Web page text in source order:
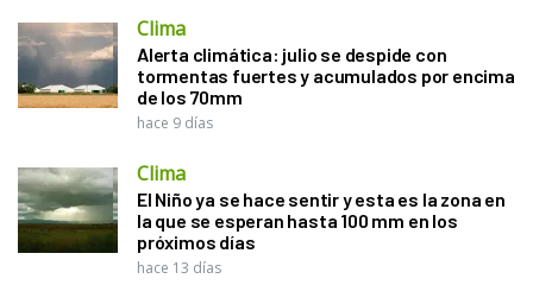
Clima
Alerta climática: julio se despide con
tormentas fuertes y acumulados por encima
de los 70mm
hace 9 días
Clima
El Niño ya se hace sentir y esta es la zona en
la que se esperan hasta 100 mm en los
próximos días
hace 13 días